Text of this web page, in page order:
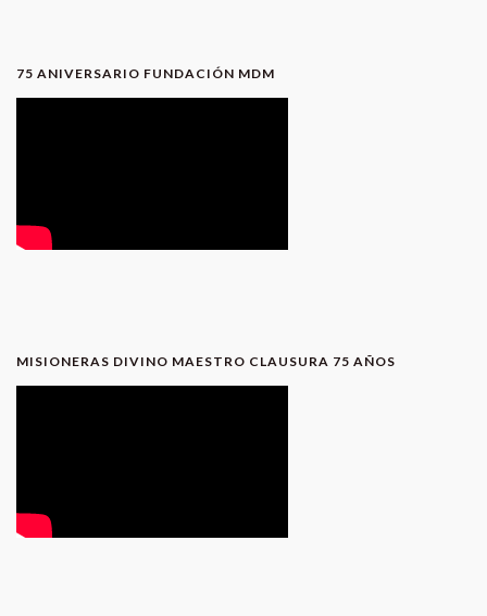
75 ANIVERSARIO FUNDACIÓN MDM
MISIONERAS DIVINO MAESTRO CLAUSURA 75 AÑOS